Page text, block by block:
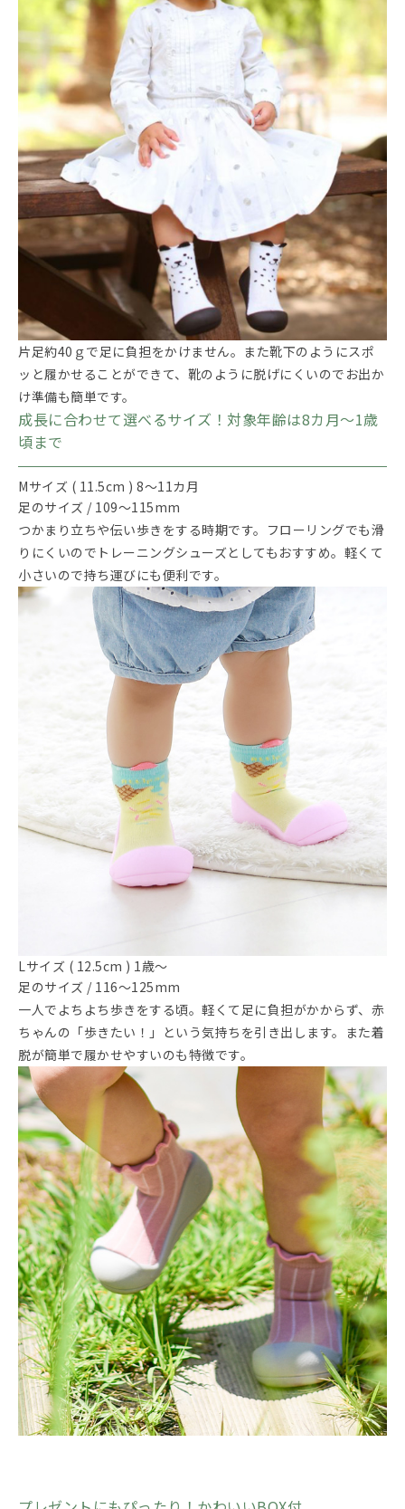
片足約40ｇで足に負担をかけません。また靴下のようにスポ
ッと履かせることができて、靴のように脱げにくいのでお出か
け準備も簡単です。
成長に合わせて選べるサイズ！対象年齢は8カ月～1歳
頃まで
Mサイズ ( 11.5cm ) 8～11カ月
足のサイズ / 109～115mm
つかまり立ちや伝い歩きをする時期です。フローリングでも滑
りにくいのでトレーニングシューズとしてもおすすめ。軽くて
小さいので持ち運びにも便利です。
Lサイズ ( 12.5cm ) 1歳～
足のサイズ / 116～125mm
一人でよちよち歩きをする頃。軽くて足に負担がかからず、赤
ちゃんの「歩きたい！」という気持ちを引き出します。また着
脱が簡単で履かせやすいのも特徴です。